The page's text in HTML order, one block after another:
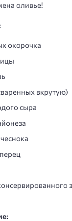
оливье!
окорочка
вкрутую)
сыра